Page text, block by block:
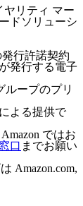
ヤリティ マー
ドソリューシ
行許諾契約
発行する電子
ープのプリ
よる提供で
ではお
口 までお願い
Amazon.com,